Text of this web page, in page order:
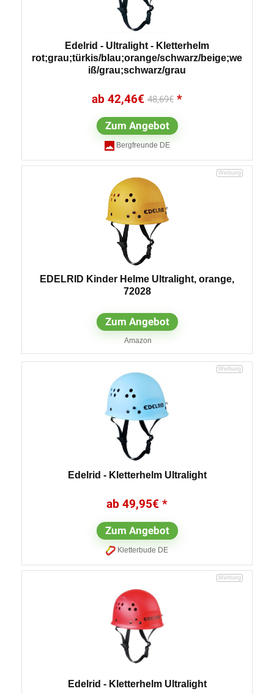
Edelrid - Ultralight - Kletterhelm
rot;grau;türkis/blau;orange/schwarz/beige;we
iß/grau;schwarz/grau
42,46€ 48,69€
Zum Angebot
Bergfreunde DE
EDELRID Kinder Helme Ultralight, orange,
72028
Zum Angebot
Amazon
Edelrid - Kletterhelm Ultralight
49,95€
Zum Angebot
Kletterbude DE
Edelrid - Kletterhelm Ultralight